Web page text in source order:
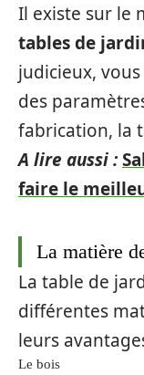
Il existe sur le
tables de
judicieux,
des
fabrication, la
A lire aussi :
faire le
La matière
La table de
différentes
leurs
Le bois